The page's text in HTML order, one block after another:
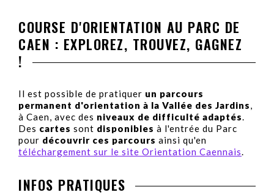
COURSE D'ORIENTATION AU PARC DE
CAEN : EXPLOREZ, TROUVEZ, GAGNEZ
!
Il est possible de pratiquer un parcours
permanent d'orientation à la Vallée des Jardins,
à Caen, avec des niveaux de difficulté adaptés.
Des cartes sont disponibles à l'entrée du Parc
pour découvrir ces parcours ainsi qu'en
téléchargement sur le site Orientation Caennais.
INFOS PRATIQUES